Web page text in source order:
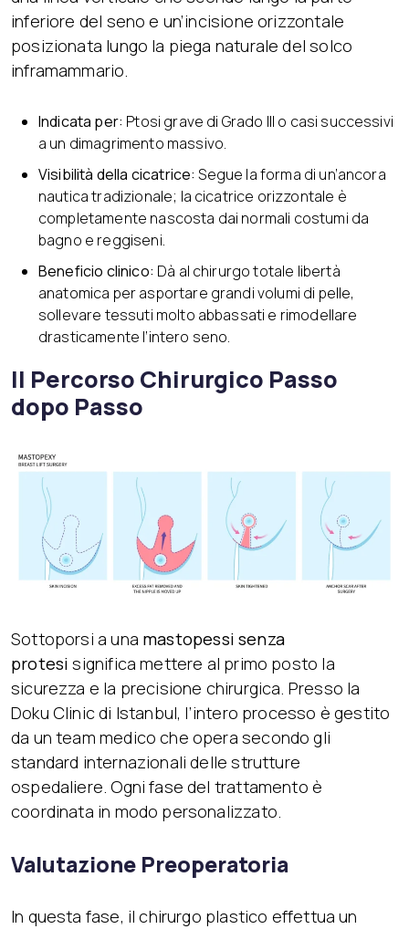
inferiore del seno e un’incisione orizzontale
posizionata lungo la piega naturale del solco
inframammario.
Indicata per: Ptosi grave di Grado III o casi successivi
a un dimagrimento massivo.
Visibilità della cicatrice: Segue la forma di un’ancora
nautica tradizionale; la cicatrice orizzontale è
completamente nascosta dai normali costumi da
bagno e reggiseni.
Beneficio clinico: Dà al chirurgo totale libertà
anatomica per asportare grandi volumi di pelle,
sollevare tessuti molto abbassati e rimodellare
drasticamente l’intero seno.
Il Percorso Chirurgico Passo
dopo Passo
Sottoporsi a una mastopessi senza
protesi significa mettere al primo posto la
sicurezza e la precisione chirurgica. Presso la
Doku Clinic di Istanbul, l’intero processo è gestito
da un team medico che opera secondo gli
standard internazionali delle strutture
ospedaliere. Ogni fase del trattamento è
coordinata in modo personalizzato.
Valutazione Preoperatoria
In questa fase, il chirurgo plastico effettua un